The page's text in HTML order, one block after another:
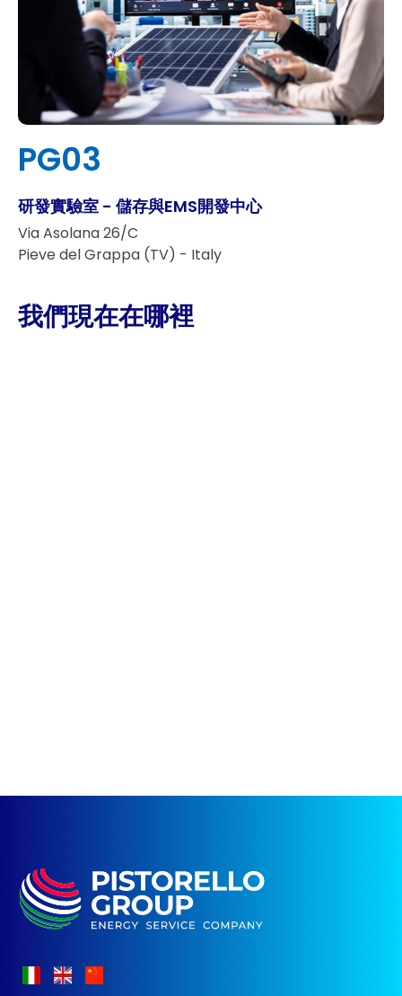
PG03
研發實驗室 - 儲存與EMS開發中心
Via Asolana 26/C
Pieve del Grappa (TV) - Italy
我們現在在哪裡